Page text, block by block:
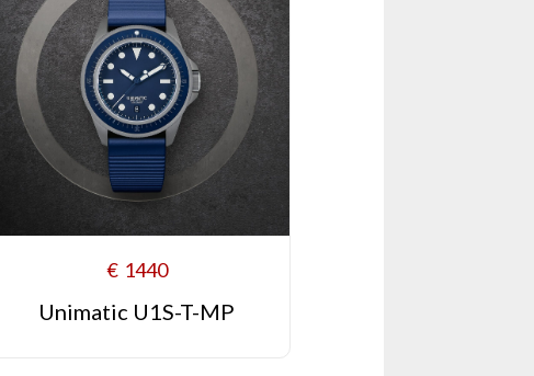
€ 1440
Unimatic U1S-T-MP